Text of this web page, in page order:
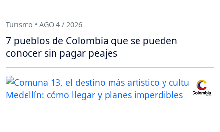
Turismo • AGO 4 / 2026
7 pueblos de Colombia que se pueden
conocer sin pagar peajes